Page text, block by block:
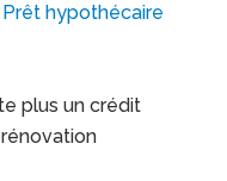
Prêt hypothécaire
plus un crédit